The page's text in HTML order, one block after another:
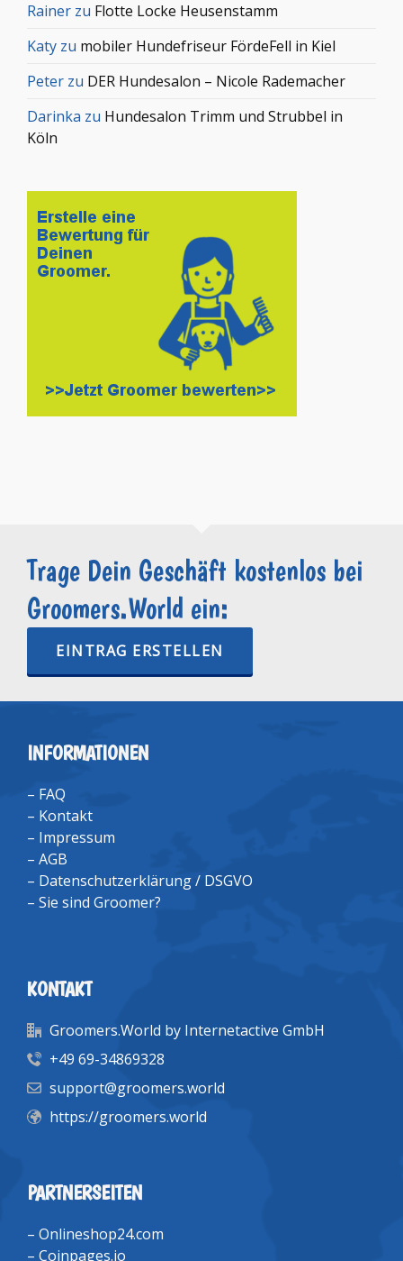
Rainer zu Flotte Locke Heusenstamm
Katy zu mobiler Hundefriseur FördeFell in Kiel
Peter zu DER Hundesalon – Nicole Rademacher
Darinka zu Hundesalon Trimm und Strubbel in
Köln
Trage Dein Geschäft kostenlos bei
Groomers.World ein:
EINTRAG ERSTELLEN
INFORMATIONEN
– FAQ
– Kontakt
– Impressum
– AGB
– Datenschutzerklärung / DSGVO
– Sie sind Groomer?
KONTAKT
Groomers.World by Internetactive GmbH
+49 69-34869328
support@groomers.world
https://groomers.world
PARTNERSEITEN
– Onlineshop24.com
– Coinpages.io